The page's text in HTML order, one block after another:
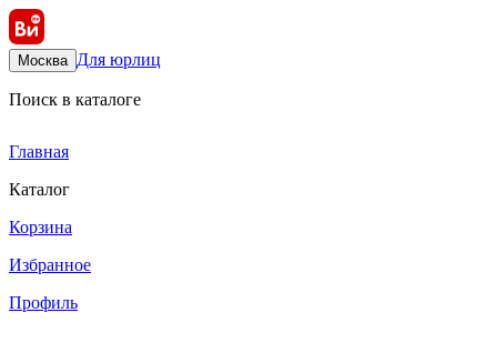
Москва Для юрлиц
Поиск в каталоге
Главная
Каталог
Корзина
Избранное
Профиль